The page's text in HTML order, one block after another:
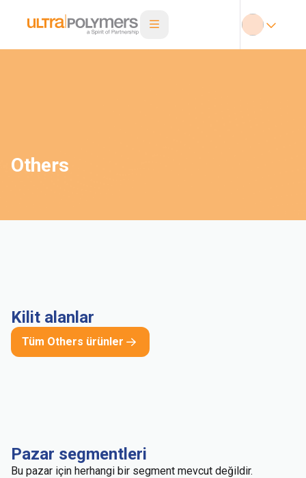
Others
Kilit alanlar
Tüm Others ürünler
Pazar segmentleri
Bu pazar için herhangi bir segment mevcut değildir.